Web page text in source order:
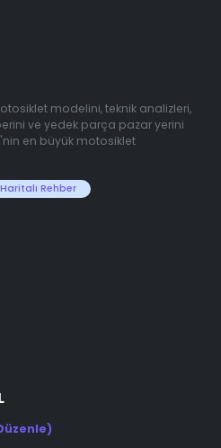
modelini, teknik analizleri,
ve yedek parça pazar yerini
en büyük motosiklet
Haritalı Rehber